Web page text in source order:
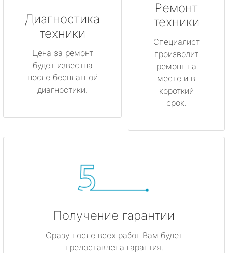
Диагностика
техники
Цена за ремонт
будет известна
после бесплатной
диагностики.
Ремонт
техники
Специалист
производит
ремонт на
месте и в
короткий
срок.
Получение гарантии
Сразу после всех работ Вам будет
предоставлена гарантия.